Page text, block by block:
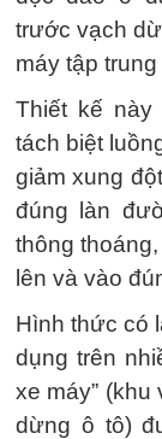
trước vạch
máy tập
Thiết kế này
tách biệt
giảm xung
đúng làn
thông
lên và vào
Hình thức có
dụng trên
xe máy”
dừng ô tô)